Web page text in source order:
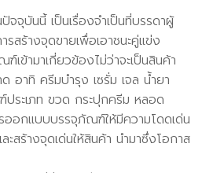
จจุบันนี้ เป็นเรื่องจำเป็นที่บรรดาผู้
สร้างจุดขายเพื่อเอาชนะคู่แข่ง
เข้ามาเกี่ยวข้องไม่ว่าจะเป็นสินค้า
อาทิ ครีมบำรุง เซรั่ม เจล น้ำยา
ระเภท ขวด กระปุกครีม หลอด
อกแบบบรรจุภัณฑ์ให้มีความโดดเด่น
สร้างจุดเด่นให้สินค้า นำมาซึ่งโอกาส